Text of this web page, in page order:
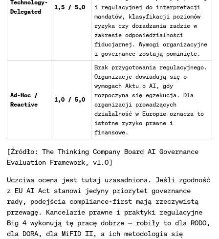
Technology-
Delegated
1,5 / 5,0
i regulacyjnej do interpretacji
mandatów, klasyfikacji poziomów
ryzyka czy doradzania radzie w
zakresie odpowiedzialności
fiducjarnej. Wymogi organizacyjne
i governance zostają pominięte.
Ad-Hoc /
Reactive
1,0 / 5,0
Brak przygotowania regulacyjnego.
Organizacje dowiadują się o
wymogach Aktu o AI, gdy
rozpoczyna się egzekucja. Dla
organizacji prowadzących
działalność w Europie oznacza to
istotne ryzyko prawne i
finansowe.
[Źródło: The Thinking Company Board AI Governance
Evaluation Framework, v1.0]
Uczciwa ocena jest tutaj uzasadniona. Jeśli zgodność
z EU AI Act stanowi jedyny priorytet governance
rady, podejścia compliance-first mają rzeczywistą
przewagę. Kancelarie prawne i praktyki regulacyjne
Big 4 wykonują tę pracę dobrze — robiły to dla RODO,
dla DORA, dla MiFID II, a ich metodologia się